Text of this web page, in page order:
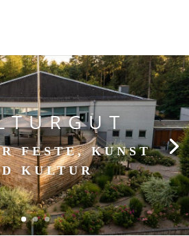
FESTE, KUNST
KULTUR